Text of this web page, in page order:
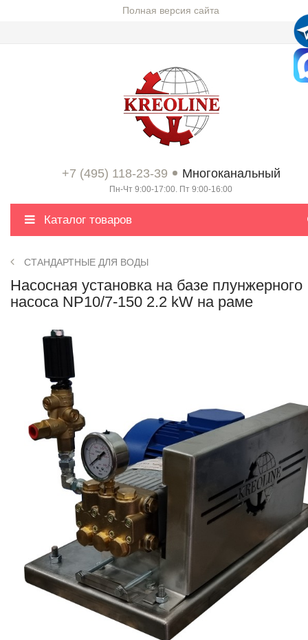
Полная версия сайта
+7 (495) 118-23-39 Многоканальный
Пн-Чт 9:00-17:00. Пт 9:00-16:00
Каталог товаров
СТАНДАРТНЫЕ ДЛЯ ВОДЫ
Насосная установка на базе плунжерного
насоса NP10/7-150 2.2 kW на раме